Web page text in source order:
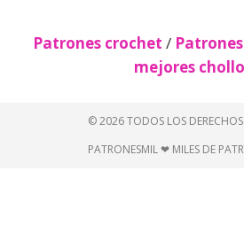
Patrones crochet /
mejores
© 2026 TODOS LOS DERECHOS
PATRONESMIL ❤ MILES DE